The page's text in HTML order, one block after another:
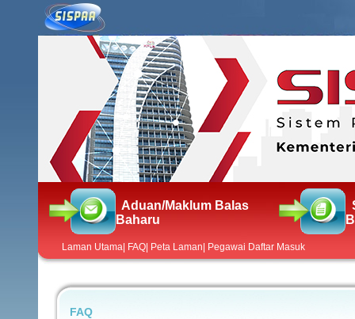
Aduan/Maklum Balas
Baharu
Laman Utama FAQ Peta Laman Pegawai Daftar Masuk
FAQ